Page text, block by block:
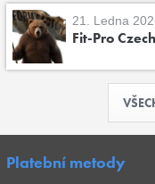
21. Ledna
Fit-Pro
Platební metody